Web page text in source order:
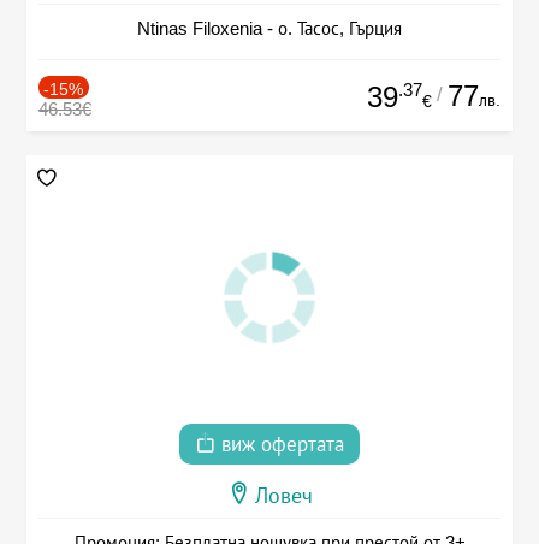
Ntinas Filoxenia - о. Тасос, Гърция
-15%
46.53€ 39.37
€ / 77лв.
виж офертата
Ловеч